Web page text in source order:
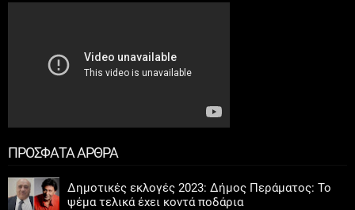
ΠΡΟΣΦΑΤΑ ΑΡΘΡΑ
Δημοτικές εκλογές 2023: Δήμος Περάματος: Το
ψέμα τελικά έχει κοντά ποδάρια